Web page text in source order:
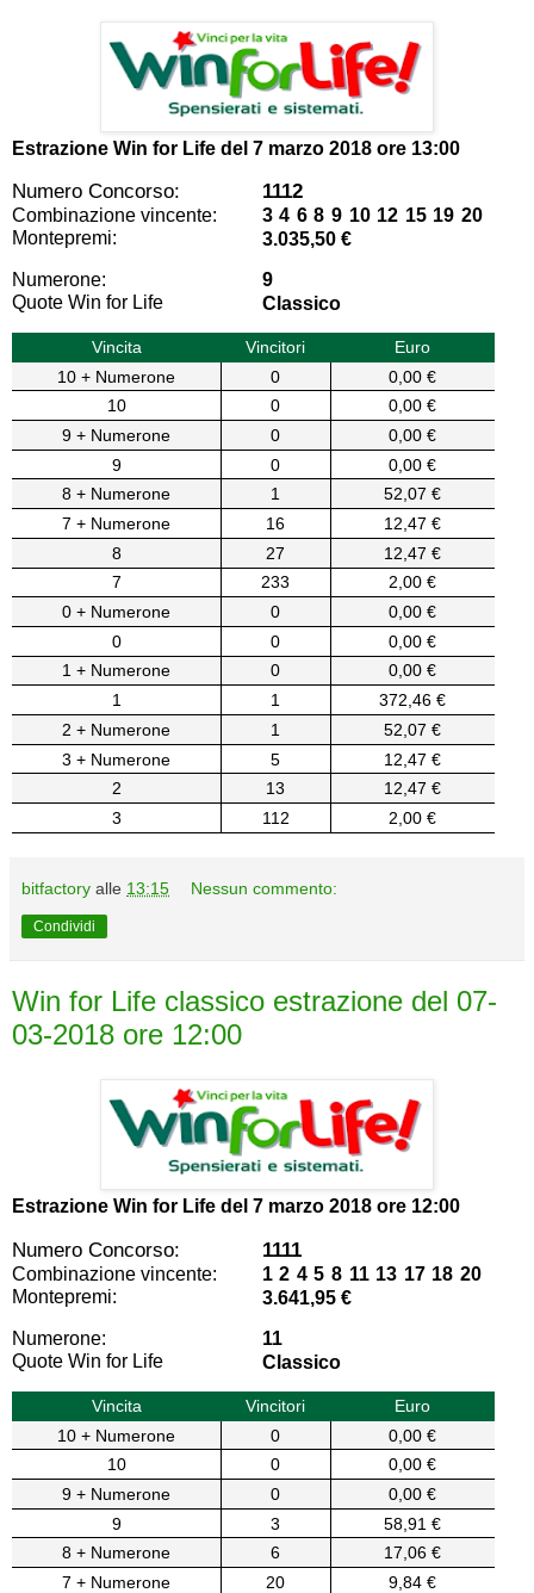
Estrazione Win for Life del 7 marzo 2018 ore 13:00
Numero Concorso: 1112
Combinazione vincente:
3 4 6 8 9 10 12 15 19 20
Montepremi:
3.035,50 €
Numerone:
9
Quote Win for Life
Classico
Vincita Vincitori
Euro
10 + Numerone
0
0,00 €
10
0
0,00 €
9 + Numerone
0
0,00 €
9
0
0,00 €
8 + Numerone
1
52,07 €
7 + Numerone
16
12,47 €
8
27
12,47 €
7
233
2,00 €
0 + Numerone
0
0,00 €
0
0
0,00 €
1 + Numerone
0
0,00 €
1
1
372,46 €
2 + Numerone
1
52,07 €
3 + Numerone
5
12,47 €
2
13
12,47 €
3
112 2,00 €
bitfactory alle 13:15 Nessun commento:
Condividi
Win for Life classico estrazione del 07-
03-2018 ore 12:00
Estrazione Win for Life del 7 marzo 2018 ore 12:00
Numero Concorso: 1111
Combinazione vincente:
1 2 4 5 8 11 13 17 18 20
Montepremi:
3.641,95 €
Numerone:
11
Quote Win for Life
Classico
Vincita Vincitori
Euro
10 + Numerone
0
0,00 €
10
0
0,00 €
9 + Numerone
0
0,00 €
9
3
58,91 €
8 + Numerone
6
17,06 €
7 + Numerone
20
9,84 €